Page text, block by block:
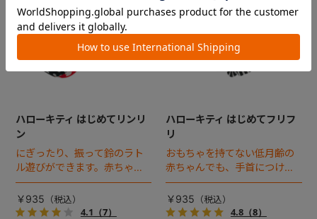
ハローキティ はじめてリンリ
ン
にぎったり、振って鈴のラト
ル遊びができます。赤ちゃん
が認識しやすい赤白黒カラー
のラトルです。
￥935
4.1 （7）
ハローキティ はじめてフリフ
リ
おもちゃを持てない低月齢の
赤ちゃんでも、手首につけて
鈴のラトル遊びができます。
赤ちゃんが認識しやすい赤白
黒カラーのラトルです。
￥935
4.8（8）